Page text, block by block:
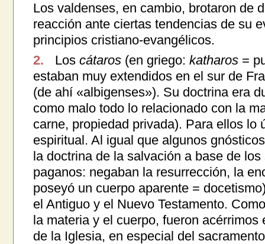
Los valdenses, en cambio, brotaron de
reacción ante ciertas tendencias de su
principios cristiano-evangélicos.
2.
Los cátaros(en griego: katharos=
estaban muy extendidos en el sur de
(de ahí «albigenses»). Su doctrina era
como malo todo lo relacionado con la
carne, propiedad privada). Para ellos lo
espiritual. Al igual que algunos
la doctrina de la salvación a base de
paganos: negaban la resurrección, la
poseyó un cuerpo aparente =
el Antiguo y el Nuevo Testamento.
la materia y el cuerpo, fueron
de la Iglesia, en especial del